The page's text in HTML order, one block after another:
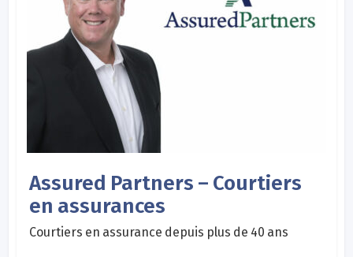
Assured Partners – Courtiers
en assurances
Courtiers en assurance depuis plus de 40 ans